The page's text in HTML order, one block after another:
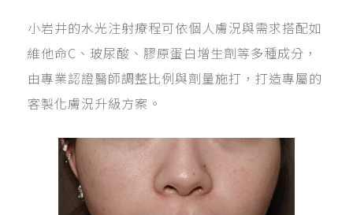
小岩井的水光注射療程可依個人膚況與需求搭配如
維他命C、玻尿酸、膠原蛋白增生劑等多種成分，
由專業認證醫師調整比例與劑量施打，打造專屬的
客製化膚況升級方案。